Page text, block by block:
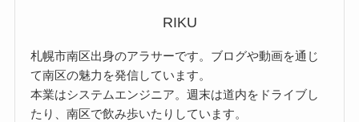
RIKU
札幌市南区出身のアラサーです。ブログや動画を通じ
て南区の魅力を発信しています。
本業はシステムエンジニア。週末は道内をドライブし
たり、南区で飲み歩いたりしています。